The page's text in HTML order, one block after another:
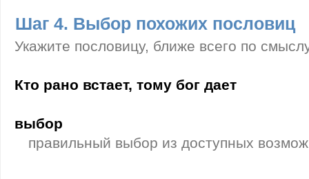
Шаг 4. Выбор похожих пословиц
Укажите пословицу, ближе всего по
Кто рано встает, тому бог дает
выбор
правильный выбор из доступных